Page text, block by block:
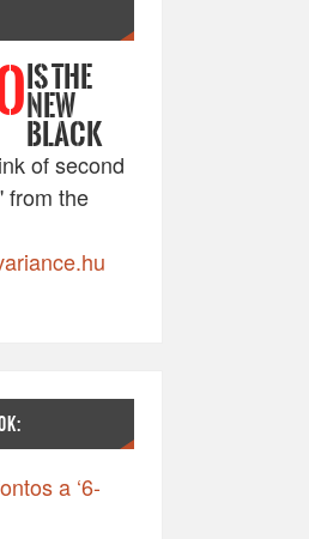
IS THE
NEW
BLACK
of second
from the
a ‘6-